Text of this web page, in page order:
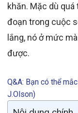
khăn. Mặc dù quá
đoạn trong cuộc
lắng, nó ở mức
được.
Q&A: Bạn có thể
J.Olson)